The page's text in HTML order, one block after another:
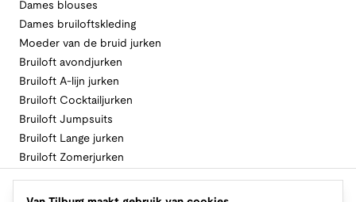
Dames blouses
Dames bruiloftskleding
Moeder van de bruid jurken
Bruiloft avondjurken
Bruiloft A-lijn jurken
Bruiloft Cocktailjurken
Bruiloft Jumpsuits
Bruiloft Lange jurken
Bruiloft Zomerjurken